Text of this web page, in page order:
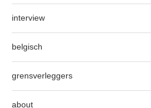
interview
belgisch
grensverleggers
about